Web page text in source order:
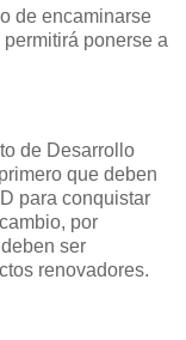
de encaminarse
ponerse a
de Desarrollo
que deben
para conquistar
por
ser
renovadores.